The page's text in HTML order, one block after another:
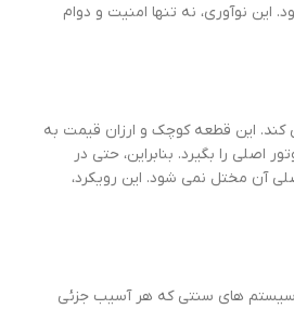
این نوآوری، نه تنها امنیت و دوام
این قطعه کوچک و ارزان قیمت به
را بگیرد. بنابراین، حتی در
آن مختل نمی شود. این رویکرد،
های سنتی که هر آسیب جزئی